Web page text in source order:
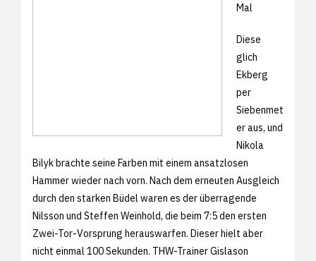
Mal
Diese
glich
Ekberg
per
Siebenmet
er aus, und
Nikola
Bilyk brachte seine Farben mit einem ansatzlosen
Hammer wieder nach vorn. Nach dem erneuten Ausgleich
durch den starken Büdel waren es der überragende
Nilsson und Steffen Weinhold, die beim 7:5 den ersten
Zwei-Tor-Vorsprung herauswarfen. Dieser hielt aber
nicht einmal 100 Sekunden. THW-Trainer Gislason